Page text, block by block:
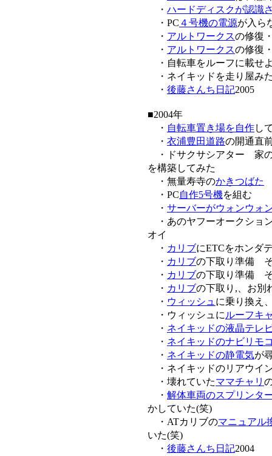
・ ハードディスクが認識
・PC ４号機の電源が入ら
・ アルトワークスの修復
・ アルトワークスの修復
・自転車をルーフに載せ
・ネイキッドを走り屋み
・ 後藤さんち日記2005
■2004年
・ 自転車置き場を自作し
・ 衣浦豊田道路の開通直
・ドサクサシアター 家
を構築してみた
・無量寿寺のかきつばた
・PC自作5号機を組む
・ サーバーがウォンウォ
・あのヤフーオークショ
オイ
・ カリブにETCをホンダ
・ カリブの下取り準備
・ カリブの下取り準備
・ カリブの下取り,、お別
・ ウィッシュに乗り換え
・ウィッシュにルーフキ
・ ネイキッドの液晶テレ
・ ネイキッドのナビリモ
・ ネイキッドの静電気が
・ネイキッドのリアウイ
・壊れていたママチャリ
・ 解体車両のスプリンタ
かしていた(笑)
・ATカリブのマニュアル
いた(笑)
・ 後藤さんち日記2004